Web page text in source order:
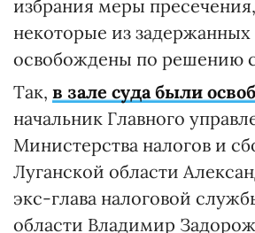
избрания меры
некоторые из
освобождены по решению
Так, в зале суда были
начальник Главного
Министерства налогов и
Луганской области
экс-глава налоговой
области Владимир